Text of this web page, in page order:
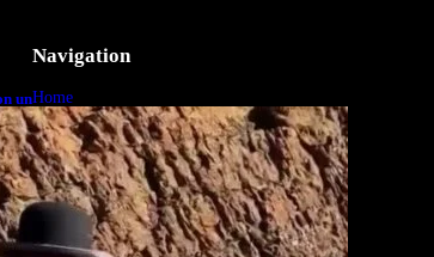
un
Navigation
Home
Business
Lifestyle
Magazine
Photography
Travel